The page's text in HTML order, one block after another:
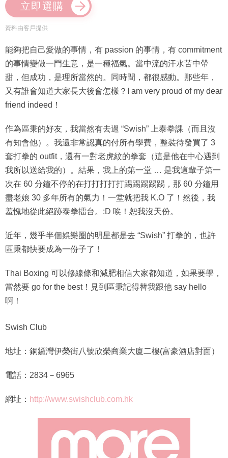
立即選購
資料由客戶提供
能夠把自己愛做的事情，有 passion 的事情，有 commitment
的事情變做一門生意，是一種福氣。當中流的汗水苦中帶
甜，但成功，是理所當然的。同時間，都很感動。那些年，
又有誰會知道大家長大後會怎樣？I am very proud of my dear
friend indeed！
作為區秉的好友，我當然有去過 “Swish” 上泰拳課（而且沒
有知會他）。我還非常認真的付所有學費，整裝待發買了 3
套打拳的 outfit，還有一對老虎紋的拳套（這是他在中心遇到
我所以送給我的）。結果，我上的第一堂 … 是我這輩子第一
次在 60 分鐘不停的在打打打打打踢踢踢踢踢，那 60 分鐘用
盡老娘 30 多年所有的氣力！一堂就把我 K.O 了！然後，我
羞愧地從此絕跡泰拳擂台。:D 唉！恕我沒天份。
近年，幾乎半個娛樂圈的明星都是去 “Swish” 打拳的，也許
區秉都快要成為一份子了！
Thai Boxing 可以修線條和減肥相信大家都知道，如果要學，
當然要 go for the best！見到區秉記得替我跟他 say hello
啊！
Swish Club
地址：銅鑼灣伊榮街八號欣榮商業大廈二樓(富豪酒店對面）
電話：2834－6965
網址： http://www.swishclub.com.hk